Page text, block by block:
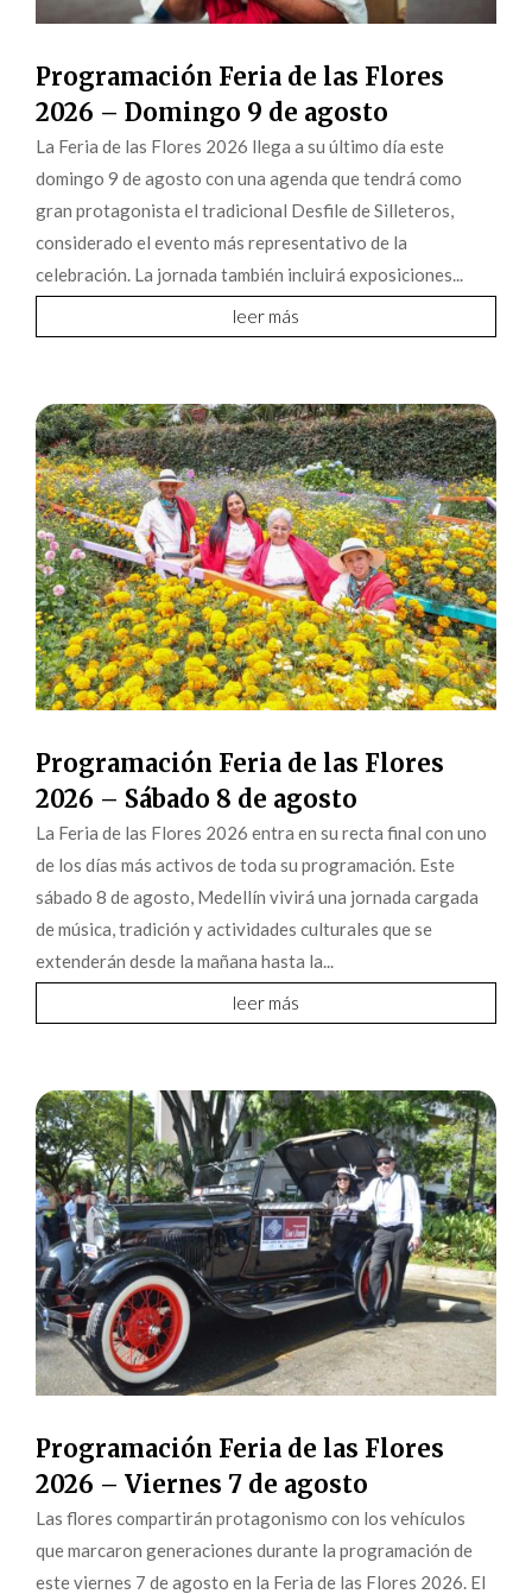
Programación Feria de las Flores
2026 – Domingo 9 de agosto
La Feria de las Flores 2026 llega a su último día este
domingo 9 de agosto con una agenda que tendrá como
gran protagonista el tradicional Desfile de Silleteros,
considerado el evento más representativo de la
celebración. La jornada también incluirá exposiciones...
leer más
Programación Feria de las Flores
2026 – Sábado 8 de agosto
La Feria de las Flores 2026 entra en su recta final con uno
de los días más activos de toda su programación. Este
sábado 8 de agosto, Medellín vivirá una jornada cargada
de música, tradición y actividades culturales que se
extenderán desde la mañana hasta la...
leer más
Programación Feria de las Flores
2026 – Viernes 7 de agosto
Las flores compartirán protagonismo con los vehículos
que marcaron generaciones durante la programación de
este viernes 7 de agosto en la Feria de las Flores 2026. El